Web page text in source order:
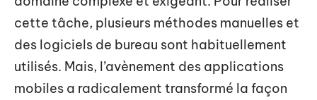
cette tâche, plusieurs méthodes manuelles et
des logiciels de bureau sont habituellement
utilisés. Mais, l’avènement des applications
mobiles a radicalement transformé la façon